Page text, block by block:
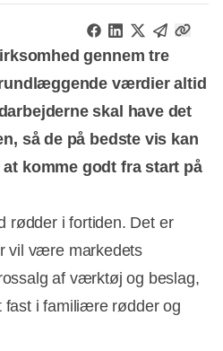
gennem tre
værdier altid
skal have det
så de på bedste vis kan
komme godt fra start på
rødder i fortiden. Det er
vil være markedets
af værktøj og beslag,
fast i familiære rødder og